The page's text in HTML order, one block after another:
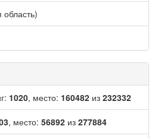
область)
1020, место: 160482 из 232332
, место: 56892 из 277884